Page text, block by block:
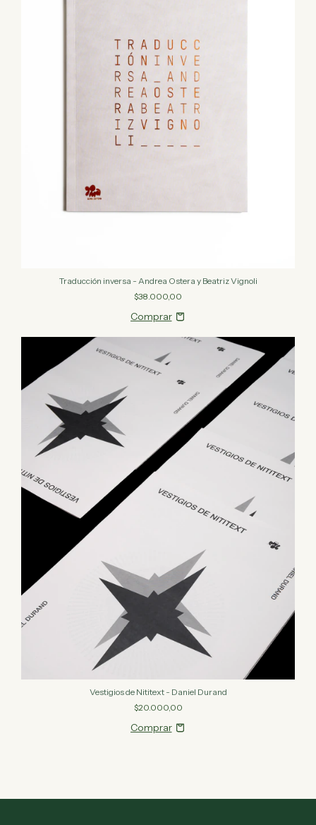
Traducción inversa - Andrea Ostera y Beatriz Vignoli
$38.000,00
Vestigios de Nititext - Daniel Durand
$20.000,00